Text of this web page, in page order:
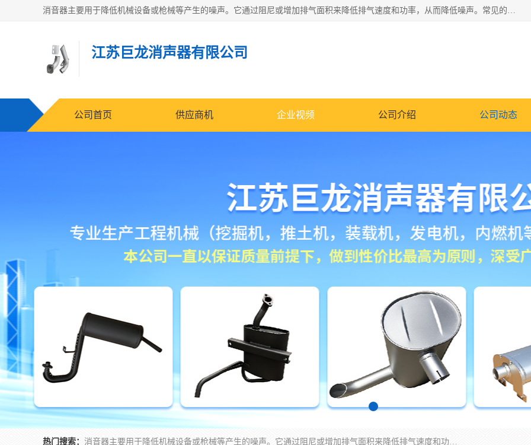
消音器主要用于降低机械设备或枪械等产生的噪声。它通过阻尼或增加排气面积来降低排气速度和功率，从而降低噪声。常见的消音器类型包括阻性消声器、抗性消声器、共振消声器以及阻抗复合式消声器等。这些消音器各有特点，适用于不同频率的噪声消除。
江苏巨龙消声器有限公司
公司首页 供应商机 企业视频 公司介绍 公司动态
热门搜索： 消音器主要用于降低机械设备或枪械等产生的噪声。它通过阻尼或增加排气面积来降低排气速度和功率，从而降低噪声。常见的消音器类型包括阻性消声器、抗性消声器、共振消声器以及阻抗复合式消声器等。这些消音器各有特点，适用于不同频率的噪声消除。